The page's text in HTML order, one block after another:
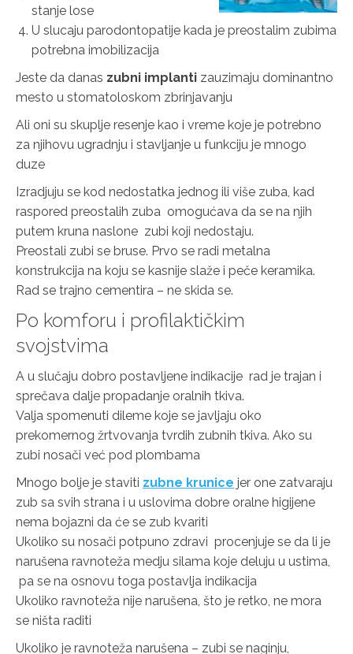
stanje lose
U slucaju parodontopatije kada je preostalim zubima
potrebna imobilizacija
Jeste da danas zubni implanti zauzimaju dominantno
mesto u stomatoloskom zbrinjavanju
Ali oni su skuplje resenje kao i vreme koje je potrebno
za njihovu ugradnju i stavljanje u funkciju je mnogo
duze
Izradjuju se kod nedostatka jednog ili više zuba, kad
raspored preostalih zuba omogućava da se na njih
putem kruna naslone zubi koji nedostaju.
Preostali zubi se bruse. Prvo se radi metalna
konstrukcija na koju se kasnije slaže i peče keramika.
Rad se trajno cementira – ne skida se.
Po komforu i profilaktičkim
svojstvima
A u slučaju dobro postavljene indikacije rad je trajan i
sprečava dalje propadanje oralnih tkiva.
Valja spomenuti dileme koje se javljaju oko
prekomernog žrtvovanja tvrdih zubnih tkiva. Ako su
zubi nosači već pod plombama
Mnogo bolje je staviti zubne krunice jer one zatvaraju
zub sa svih strana i u uslovima dobre oralne higijene
nema bojazni da će se zub kvariti
Ukoliko su nosači potpuno zdravi procenjuje se da li je
narušena ravnoteža medju silama koje deluju u ustima,
pa se na osnovu toga postavlja indikacija
Ukoliko ravnoteža nije narušena, što je retko, ne mora
se ništa raditi
Ukoliko je ravnoteža narušena – zubi se naginju,